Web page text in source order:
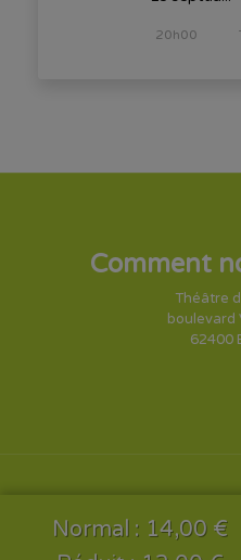
Normal : 14,00 €
20h00
Comment
Théâtre
boulevard
62400